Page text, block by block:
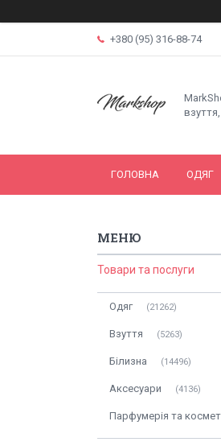
+380 (95) 316-88-74
ГОЛОВНА ОДЯГ
Товари та послуги
Одяг 21262
Взуття 5263
Білизна 14496
Аксесуари 4136
Парфумерія та